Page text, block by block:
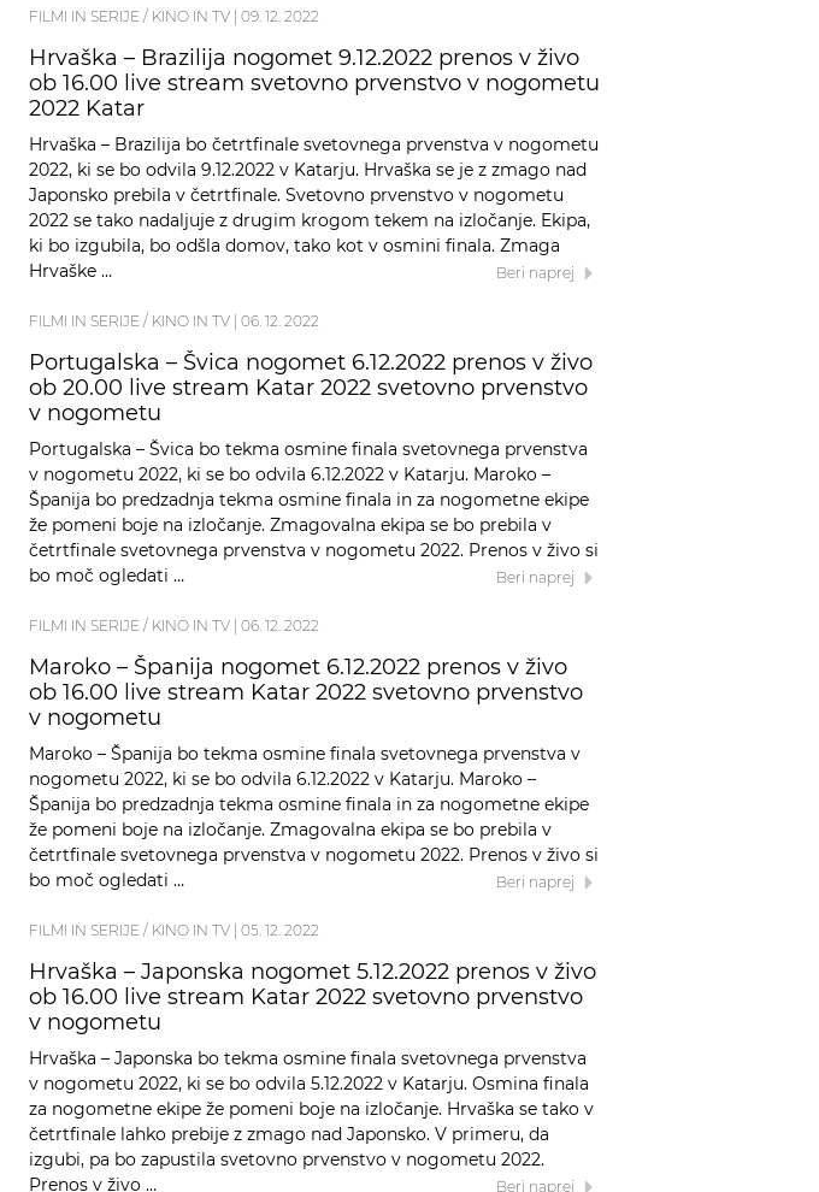
FILMI IN SERIJE / KINO IN TV 09. 12. 2022
Hrvaška – Brazilija nogomet 9.12.2022 prenos v živo
ob 16.00 live stream svetovno prvenstvo v nogometu
2022 Katar
Hrvaška – Brazilija bo četrtfinale svetovnega prvenstva v nogometu
2022, ki se bo odvila 9.12.2022 v Katarju. Hrvaška se je z zmago nad
Japonsko prebila v četrtfinale. Svetovno prvenstvo v nogometu
2022 se tako nadaljuje z drugim krogom tekem na izločanje. Ekipa,
ki bo izgubila, bo odšla domov, tako kot v osmini finala. Zmaga
Hrvaške …
Beri naprej
FILMI IN SERIJE / KINO IN TV 06. 12. 2022
Portugalska – Švica nogomet 6.12.2022 prenos v živo
ob 20.00 live stream Katar 2022 svetovno prvenstvo
v nogometu
Portugalska – Švica bo tekma osmine finala svetovnega prvenstva
v nogometu 2022, ki se bo odvila 6.12.2022 v Katarju. Maroko –
Španija bo predzadnja tekma osmine finala in za nogometne ekipe
že pomeni boje na izločanje. Zmagovalna ekipa se bo prebila v
četrtfinale svetovnega prvenstva v nogometu 2022. Prenos v živo si
bo moč ogledati …
Beri naprej
FILMI IN SERIJE / KINO IN TV 06. 12. 2022
Maroko – Španija nogomet 6.12.2022 prenos v živo
ob 16.00 live stream Katar 2022 svetovno prvenstvo
v nogometu
Maroko – Španija bo tekma osmine finala svetovnega prvenstva v
nogometu 2022, ki se bo odvila 6.12.2022 v Katarju. Maroko –
Španija bo predzadnja tekma osmine finala in za nogometne ekipe
že pomeni boje na izločanje. Zmagovalna ekipa se bo prebila v
četrtfinale svetovnega prvenstva v nogometu 2022. Prenos v živo si
bo moč ogledati …
Beri naprej
FILMI IN SERIJE / KINO IN TV 05. 12. 2022
Hrvaška – Japonska nogomet 5.12.2022 prenos v živo
ob 16.00 live stream Katar 2022 svetovno prvenstvo
v nogometu
Hrvaška – Japonska bo tekma osmine finala svetovnega prvenstva
v nogometu 2022, ki se bo odvila 5.12.2022 v Katarju. Osmina finala
za nogometne ekipe že pomeni boje na izločanje. Hrvaška se tako v
četrtfinale lahko prebije z zmago nad Japonsko. V primeru, da
izgubi, pa bo zapustila svetovno prvenstvo v nogometu 2022.
Prenos v živo …
Beri naprej